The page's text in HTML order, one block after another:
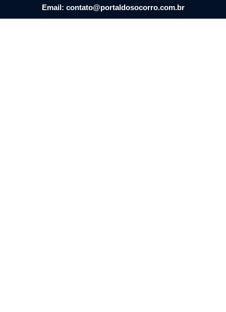
Email: contato@portaldosocorro.com.br